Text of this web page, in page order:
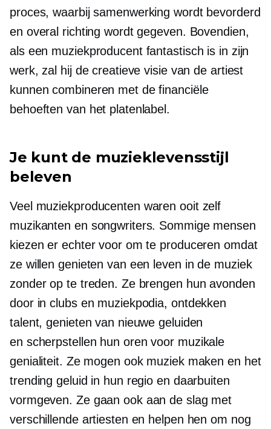
proces, waarbij samenwerking wordt bevorderd
en overal richting wordt gegeven. Bovendien,
als een muziekproducent fantastisch is in zijn
werk, zal hij de creatieve visie van de artiest
kunnen combineren met de financiële
behoeften van het platenlabel.
Je kunt de muzieklevensstijl
beleven
Veel muziekproducenten waren ooit zelf
muzikanten en songwriters. Sommige mensen
kiezen er echter voor om te produceren omdat
ze willen genieten van een leven in de muziek
zonder op te treden. Ze brengen hun avonden
door in clubs en muziekpodia, ontdekken
talent, genieten van nieuwe geluiden
en scherpstellen hun oren voor muzikale
genialiteit. Ze mogen ook muziek maken en het
trending geluid in hun regio en daarbuiten
vormgeven. Ze gaan ook aan de slag met
verschillende artiesten en helpen hen om nog